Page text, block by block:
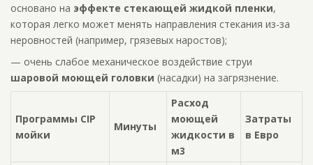
основано на эффекте стекающей жидкой пленки,
которая легко может менять направления стекания из-за
неровностей (например, грязевых наростов);
— очень слабое механическое воздействие струи
шаровой моющей головки (насадки) на загрязнение.
Программы CIP
мойки
Минуты
Расход
моющей
жидкости в
м3
Затраты
в Евро